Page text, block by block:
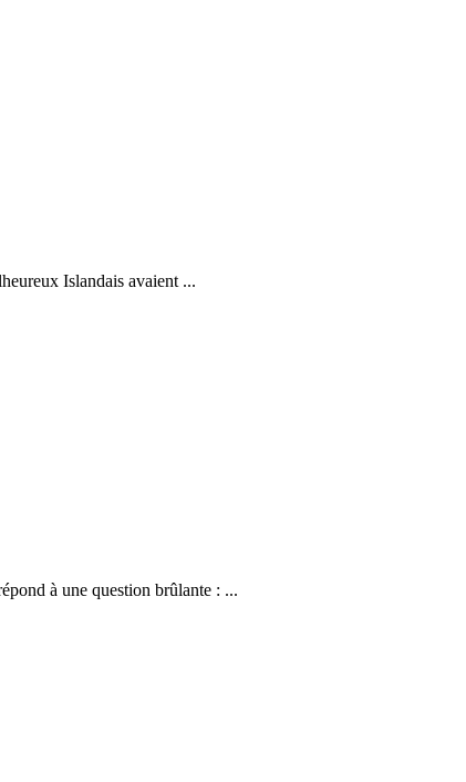
Islandais avaient ...
à une question brûlante : ...